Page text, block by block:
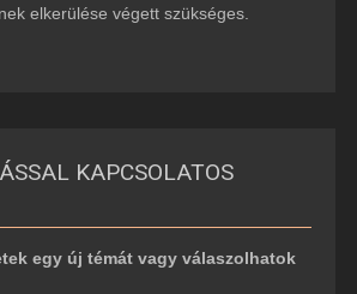
elkerülése végett szükséges.
KAPCSOLATOS
egy új témát vagy válaszolhatok